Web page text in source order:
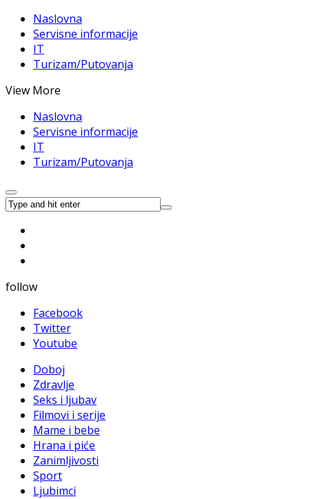
Naslovna
Servisne informacije
IT
Turizam/Putovanja
View More
Naslovna
Servisne informacije
IT
Turizam/Putovanja
follow
Facebook
Twitter
Youtube
Doboj
Zdravlje
Seks i ljubav
Filmovi i serije
Mame i bebe
Hrana i piće
Zanimljivosti
Sport
Ljubimci